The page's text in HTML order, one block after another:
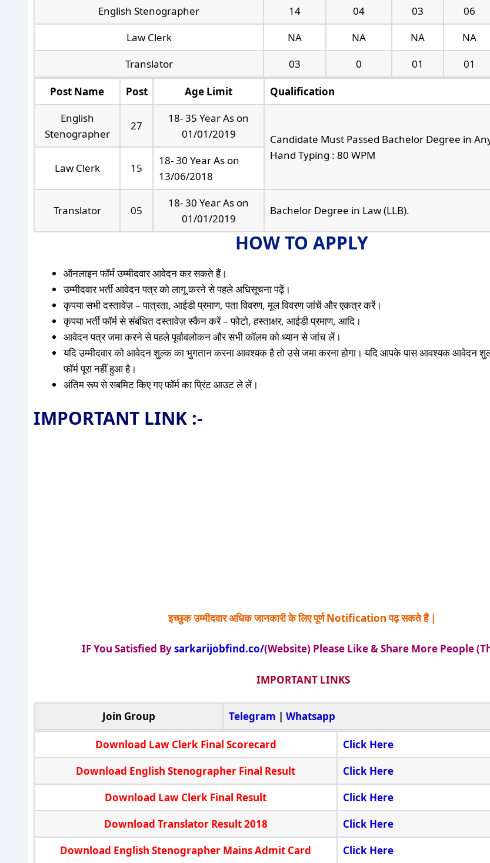
English Stenographer
14 04 03 06
Law Clerk
NA NA NA NA
Translator
03 0 01 01
Post Name Post Age Limit
Qualification
English
Stenographer
27
18- 35 Year As on
01/01/2019
Candidate Must Passed Bachelor Degree in
Hand Typing : 80 WPM
Law Clerk
15
18- 30 Year As on
13/06/2018
Translator 05
18- 30 Year As on
01/01/2019
Bachelor Degree in Law (LLB).
HOW TO APPLY
ऑनलाइन फॉर्म उम्मीदवार आवेदन कर सकते हैं।
उम्मीदवार भर्ती आवेदन पत्र को लागू करने से पहले अधिसूचना पढ़ें।
कृपया सभी दस्तावेज़ – पात्रता, आईडी प्रमाण, पता विवरण, मूल विवरण जांचें और एकत्र करें।
कृपया भर्ती फॉर्म से संबंधित दस्तावेज़ स्कैन करें – फोटो, हस्ताक्षर, आईडी प्रमाण, आदि।
आवेदन पत्र जमा करने से पहले पूर्वावलोकन और सभी कॉलम को ध्यान से जांच लें।
यदि उम्मीदवार को आवेदन शुल्क का भुगतान करना आवश्यक है तो उसे जमा करना होगा। यदि आपके पास आवश्यक आवेदन
फॉर्म पूरा नहीं हुआ है।
अंतिम रूप से सबमिट किए गए फॉर्म का प्रिंट आउट ले लें।
IMPORTANT LINK :-
इच्छुक उम्मीदवार अधिक जानकारी के लिए पूर्ण Notification पढ़ सकते हैं |
IF You Satisfied Bysarkarijobfind.co/(Website) Please Like & Share More People
IMPORTANT LINKS
Join Group Telegram | Whatsapp
Download Law Clerk Final Scorecard
Click Here
Download English Stenographer Final Result
Click Here
Download Law Clerk Final Result
Click Here
Download Translator Result 2018
Click Here
Download English Stenographer Mains Admit Card
Click Here